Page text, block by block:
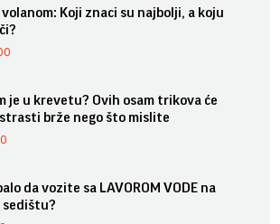
volanom: Koji znaci su najbolji, a koju
je u krevetu? Ovih osam trikova će
brže nego što mislite
da vozite sa LAVOROM VODE na
sedištu?